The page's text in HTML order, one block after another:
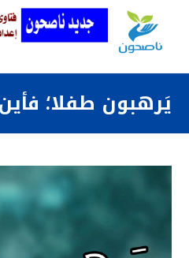
يَرهبون طفلا؛